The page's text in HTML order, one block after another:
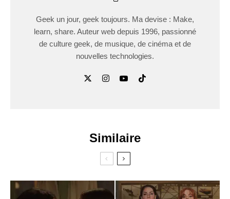
Geek un jour, geek toujours. Ma devise : Make,
learn, share. Auteur web depuis 1996, passionné
de culture geek, de musique, de cinéma et de
nouvelles technologies.
Similaire